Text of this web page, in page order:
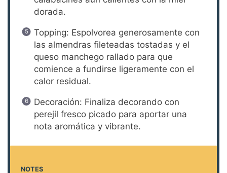
dorada.
Topping: Espolvorea generosamente con
las almendras fileteadas tostadas y el
queso manchego rallado para que
comience a fundirse ligeramente con el
calor residual.
Decoración: Finaliza decorando con
perejil fresco picado para aportar una
nota aromática y vibrante.
NOTES